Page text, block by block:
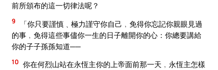
前所頒布的這一切律法呢？
9
「你只要謹慎﹑極力謹守你自己﹐免得你忘記你親眼見過
的事﹐免得這些事儘你一生的日子離開你的心：你總要講給
你的子子孫孫知道──
10 你在何烈山站在永恆主你的上帝面前那一天﹐永恆主怎樣